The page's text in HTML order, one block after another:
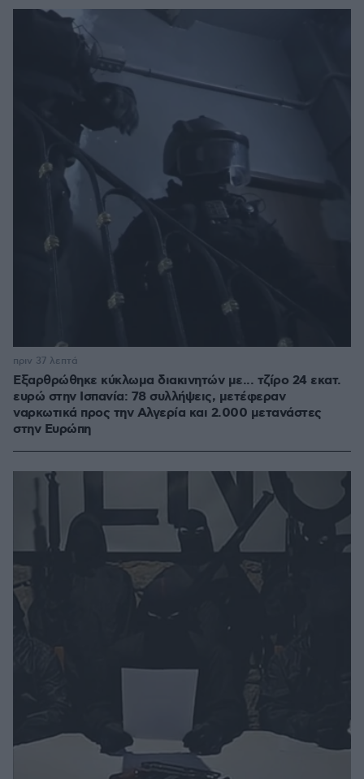
Εξαρθρώθηκε κύκλωμα διακινητών με... τζίρο 24 εκατ.
ευρώ στην Ισπανία: 78 συλλήψεις, μετέφεραν
ναρκωτικά προς την Αλγερία και 2.000 μετανάστες
στην Ευρώπη
πριν 37 λεπτά